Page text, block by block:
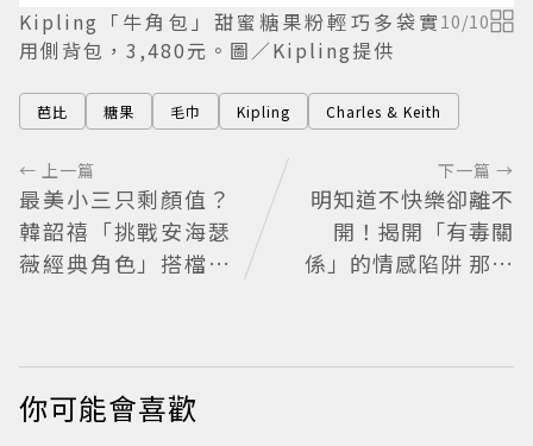
Kipling「牛角包」甜蜜糖果粉輕巧多袋實
用側背包，3,480元。圖／Kipling提供
10/10
芭比 糖果 毛巾 Kipling Charles & Keith
← 上一篇
最美小三只剩顏值？
韓韶禧「挑戰安海瑟
薇經典角色」搭檔影
下一篇 →
明知道不快樂卻離不
開！揭開「有毒關
係」的情感陷阱 那些
戒？
你可能會喜歡